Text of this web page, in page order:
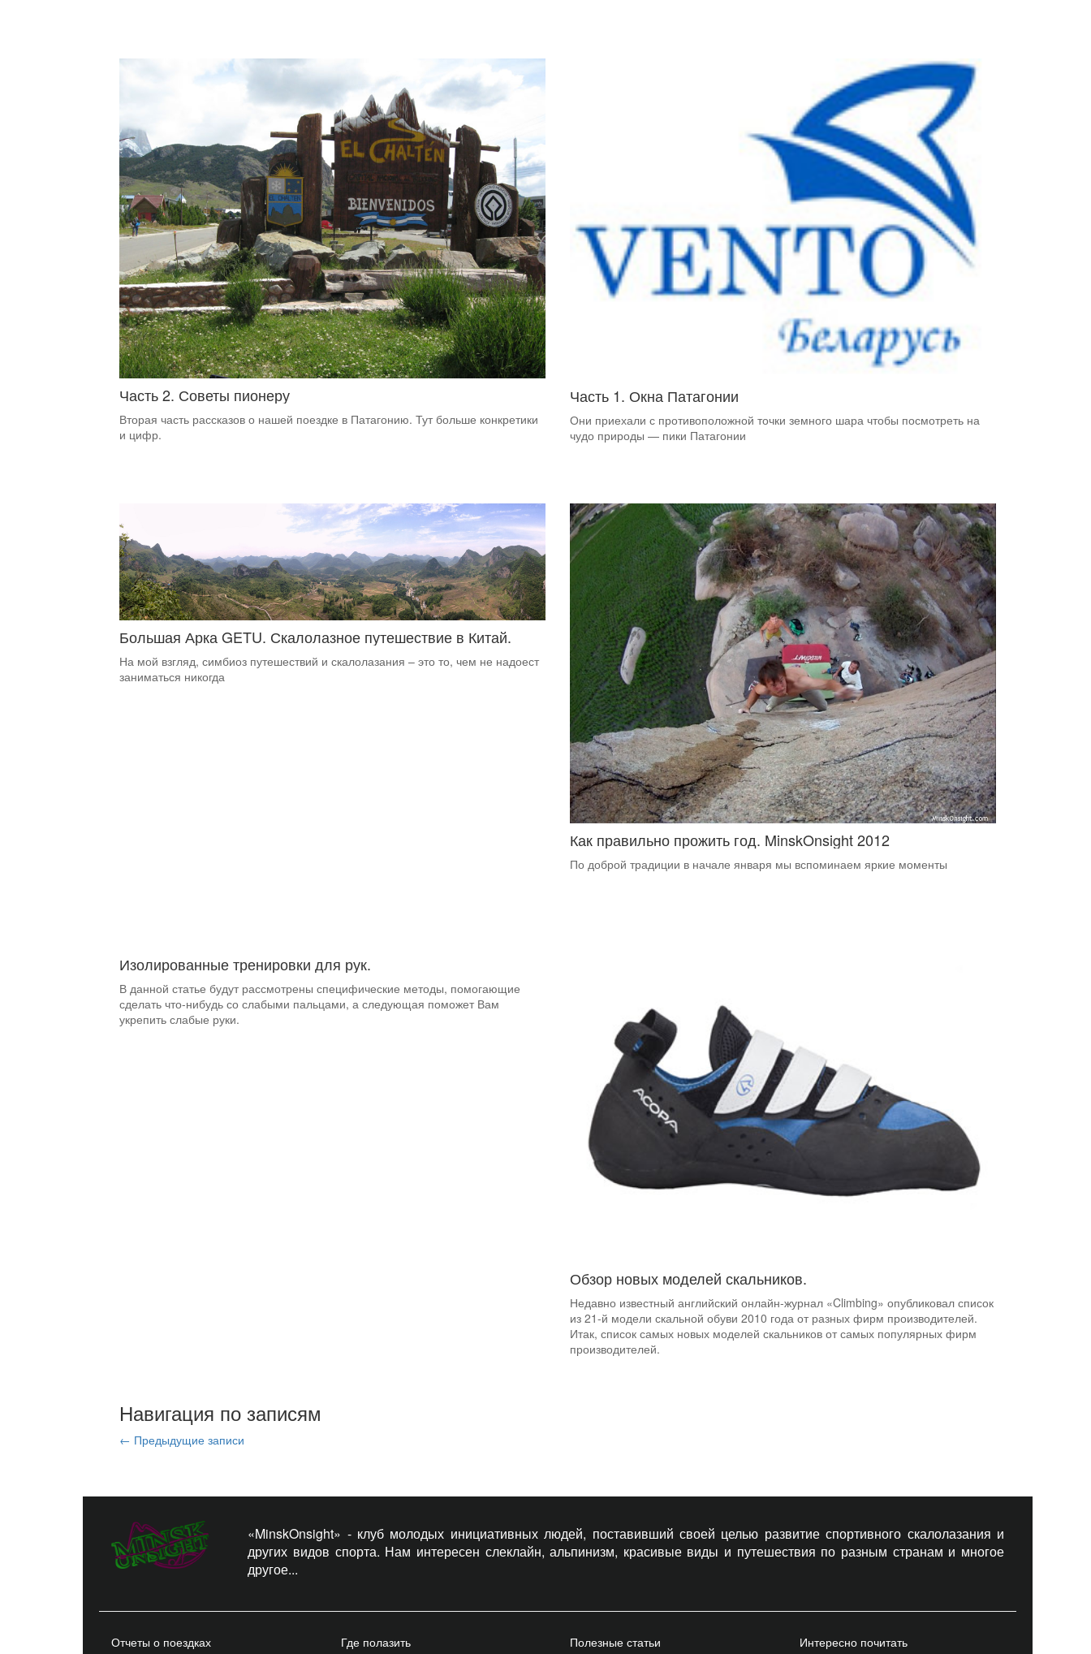
Часть 2. Советы пионеру
Вторая часть рассказов о нашей поездке в Патагонию. Тут больше конкретики
и цифр.
Часть 1. Окна Патагонии
Они приехали с противоположной точки земного шара чтобы посмотреть на
чудо природы — пики Патагонии
Большая Арка GETU. Скалолазное путешествие в Китай.
На мой взгляд, симбиоз путешествий и скалолазания – это то, чем не надоест
заниматься никогда
Как правильно прожить год. MinskOnsight 2012
По доброй традиции в начале января мы вспоминаем яркие моменты
Изолированные тренировки для рук.
В данной статье будут рассмотрены специфические методы, помогающие
сделать что-нибудь со слабыми пальцами, а следующая поможет Вам
укрепить слабые руки.
Обзор новых моделей скальников.
Недавно известный английский онлайн-журнал «Climbing» опубликовал список
из 21-й модели скальной обуви 2010 года от разных фирм производителей.
Итак, список самых новых моделей скальников от самых популярных фирм
производителей.
Навигация по записям
← Предыдущие записи
«MinskOnsight» - клуб молодых инициативных людей, поставивший своей целью развитие спортивного скалолазания и
других видов спорта. Нам интересен слеклайн, альпинизм, красивые виды и путешествия по разным странам и многое
другое...
Отчеты о поездках Где полазить Полезные статьи Интересно почитать